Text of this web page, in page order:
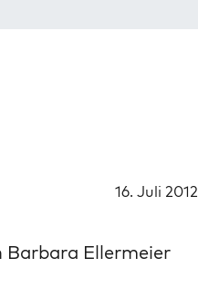
16. Juli 2012
Barbara Ellermeier